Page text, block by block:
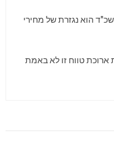
הוא נגזרת של מחירי
ארוכת טווח זו לא באמת